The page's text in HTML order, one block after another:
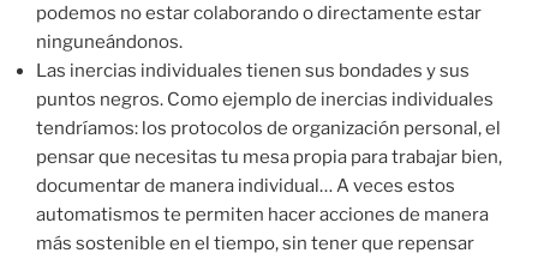
podemos no estar colaborando o directamente estar
ninguneándonos.
Las inercias individuales tienen sus bondades y sus
puntos negros. Como ejemplo de inercias individuales
tendríamos: los protocolos de organización personal, el
pensar que necesitas tu mesa propia para trabajar bien,
documentar de manera individual… A veces estos
automatismos te permiten hacer acciones de manera
más sostenible en el tiempo, sin tener que repensar